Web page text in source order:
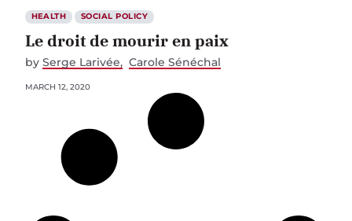
HEALTH SOCIAL POLICY
Le droit de mourir en paix
by Serge Larivée Carole Sénéchal
MARCH 12, 2020